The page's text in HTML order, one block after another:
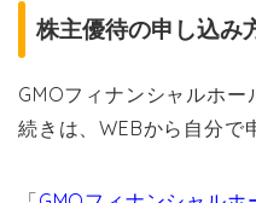
株主優待の申し込み
GMOフィナンシャルホ
続きは、WEBから自分で